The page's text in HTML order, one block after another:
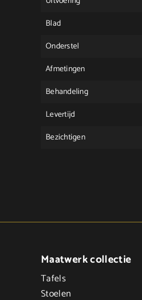
Blad
Onderstel
Afmetingen
Behandeling
Levertijd
Bezichtigen
Maatwerk collectie
Tafels
Stoelen